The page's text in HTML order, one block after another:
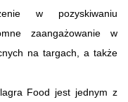
w pozyskiwaniu
zaangażowanie w
na targach, a także
Food jest jednym z